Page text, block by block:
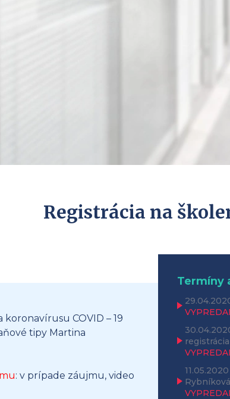
Registrácia na
COVID – 19
tipy Martina
: v prípade záujmu, video
Termíny
11.05.2020